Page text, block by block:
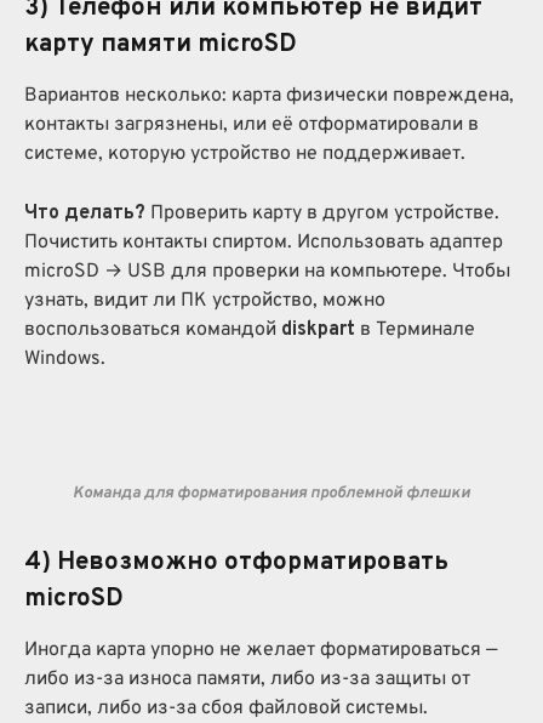
3) Телефон или компьютер не видит
карту памяти microSD
Вариантов несколько: карта физически повреждена,
контакты загрязнены, или её отформатировали в
системе, которую устройство не поддерживает.
Что делать? Проверить карту в другом устройстве.
Почистить контакты спиртом. Использовать адаптер
microSD → USB для проверки на компьютере. Чтобы
узнать, видит ли ПК устройство, можно
воспользоваться командой diskpart в Терминале
Windows.
Команда для форматирования проблемной флешки
4) Невозможно отформатировать
microSD
Иногда карта упорно не желает форматироваться —
либо из-за износа памяти, либо из-за защиты от
записи, либо из-за сбоя файловой системы.